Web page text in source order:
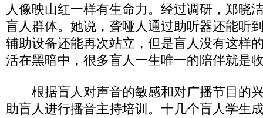
人像映山红一样有生命力。经过调研，郑晓
盲人群体。她说，聋哑人通过助听器还能听
辅助设备还能再次站立，但是盲人没有这样
活在黑暗中，很多盲人一生唯一的陪伴就是
根据盲人对声音的敏感和对广播节目的
助盲人进行播音主持培训。十几个盲人学生